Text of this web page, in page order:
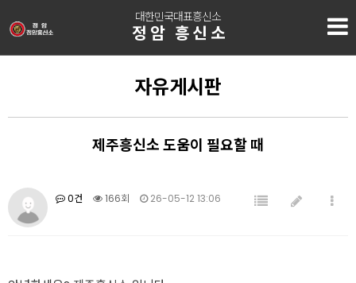
대한민국대표흥신소
정암 흥신소
자유게시판
제주흥신소 도움이 필요할 때
0건 166회 26-05-12 13:06